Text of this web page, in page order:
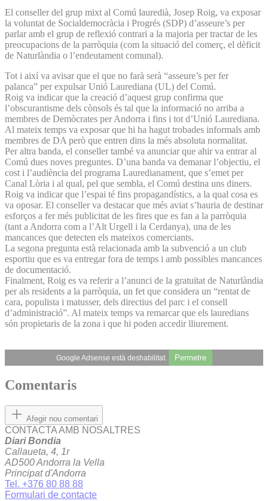
El conseller del grup mixt al Comú lauredià, Josep Roig, va exposar
la voluntat de Socialdemocràcia i Progrés (SDP) d’asseure’s per
parlar amb el grup de reflexió contrari a la majoria per tractar de les
preocupacions de la parròquia (com la situació del comerç, el dèficit
de Naturlàndia o l’endeutament comunal).
Tot i així va avisar que el que no farà serà “asseure’s per fer
palanca” per expulsar Unió Laurediana (UL) del Comú.
Roig va indicar que la creació d’aquest grup confirma que
l’obscurantisme dels cònsols és tal que la informació no arriba a
membres de Demòcrates per Andorra i fins i tot d’Unió Laurediana.
Al mateix temps va exposar que hi ha hagut trobades informals amb
membres de DA però que entren dins la més absoluta normalitat.
Per altra banda, el conseller també va anunciar que ahir va entrar al
Comú dues noves preguntes. D’una banda va demanar l’objectiu, el
cost i l’audiència del programa Lauredianament, que s’emet per
Canal Lòria i al qual, pel que sembla, el Comú destina uns diners.
Roig va indicar que l’espai té fins propagandístics, a la qual cosa es
va oposar. El conseller va destacar que més aviat s’hauria de destinar
esforços a fer més publicitat de les fires que es fan a la parròquia
(tant a Andorra com a l’Alt Urgell i la Cerdanya), una de les
mancances que detecten els mateixos comerciants.
La segona pregunta està relacionada amb la subvenció a un club
esportiu que es va entregar fora de temps i amb possibles mancances
de documentació.
Finalment, Roig es va referir a l’anunci de la gratuïtat de Naturlàndia
per als residents a la parròquia, un fet que considera un “rentat de
cara, populista i matusser, dels directius del parc i el consell
d’administració”. Al mateix temps va remarcar que els lauredians
són propietaris de la zona i que hi poden accedir lliurement.
Google Adsense està deshabilitat. Permetre
Comentaris
Afegir nou comentari
CONTACTA AMB NOSALTRES
Diari Bondia
Callaueta, 4, 1r
AD500 Andorra la Vella
Principat d'Andorra
Tel. +376 80 88 88
Formulari de contacte